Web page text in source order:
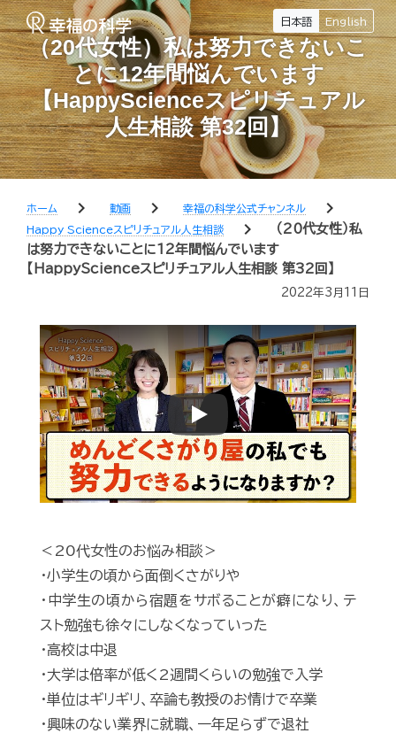
日本語 English
（20代女性）私は努力できないこ
とに12年間悩んでいます
【HappyScienceスピリチュアル
人生相談 第32回】
ホーム chevron_right 動画 chevron_right 幸福の科学公式チャンネル chevron_right
Happy Scienceスピリチュアル人生相談 chevron_right
（20代女性）私
は努力できないことに12年間悩んでいます
【HappyScienceスピリチュアル人生相談 第32回】
2022年3月11日
Play
＜20代女性のお悩み相談＞
・小学生の頃から面倒くさがりや
・中学生の頃から宿題をサボることが癖になり、テ
スト勉強も徐々にしなくなっていった
・高校は中退
・大学は倍率が低く2週間くらいの勉強で入学
・単位はギリギリ、卒論も教授のお情けで卒業
・興味のない業界に就職、一年足らずで退社